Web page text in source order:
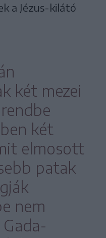
a Jézus-kilátó
két mezei
két
elmosott
patak
nem